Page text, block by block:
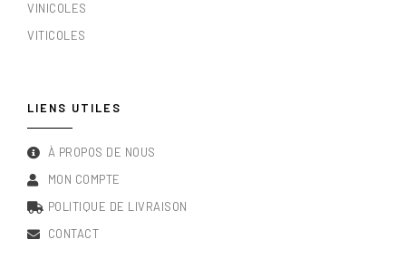
VINICOLES
VITICOLES
LIENS UTILES
À PROPOS DE NOUS
MON COMPTE
POLITIQUE DE LIVRAISON
CONTACT